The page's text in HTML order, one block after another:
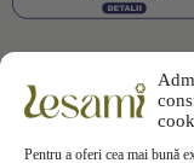
Plata securizată
Pentru a oferi cea mai bună